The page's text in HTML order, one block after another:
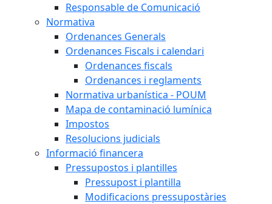
Responsable de Comunicació
Normativa
Ordenances Generals
Ordenances Fiscals i calendari
Ordenances fiscals
Ordenances i reglaments
Normativa urbanística - POUM
Mapa de contaminació lumínica
Impostos
Resolucions judicials
Informació financera
Pressupostos i plantilles
Pressupost i plantilla
Modificacions pressupostàries